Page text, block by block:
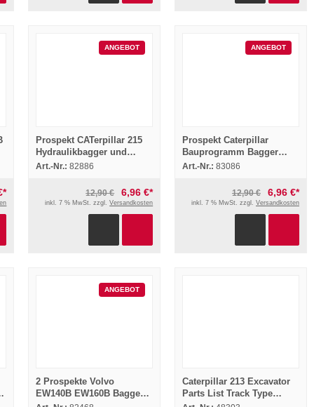
ANGEBOT
Prospekt CATerpillar 215
Hydraulikbagger und
Greifer
Art.-Nr.: 82886
12,90 € 6,96 €*
inkl. 7 % MwSt. zzgl.Versandkosten
ANGEBOT
Prospekt Caterpillar
Bauprogramm Bagger
Raddozer Lader Motren
Art.-Nr.: 83086
12,90 € 6,96 €*
inkl. 7 % MwSt. zzgl. Versandkosten
ANGEBOT
2 Prospekte Volvo
EW140B EW160B Bagger
Caterpillar 213 Excavator
Parts List Track Type